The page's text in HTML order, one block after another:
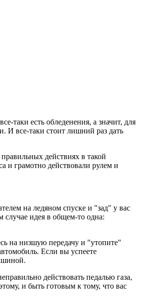
таки есть обледенения, а значит, для
И все-таки стоит лишний раз дать
действиях в такой
и грамотно действовали рулем и
на ледяном спуске и "зад" у вас
случае идея в общем-то одна:
на низшую передачу и "утопите"
Если вы успеете
действовать педалью газа,
и быть готовым к тому, что вас